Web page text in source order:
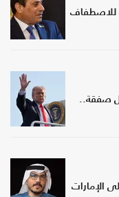
للاصطفاف
صفقة..
الإمارات